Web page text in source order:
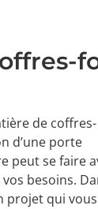
de coffres-
d’une porte
peut se faire
besoins.
projet qui vous